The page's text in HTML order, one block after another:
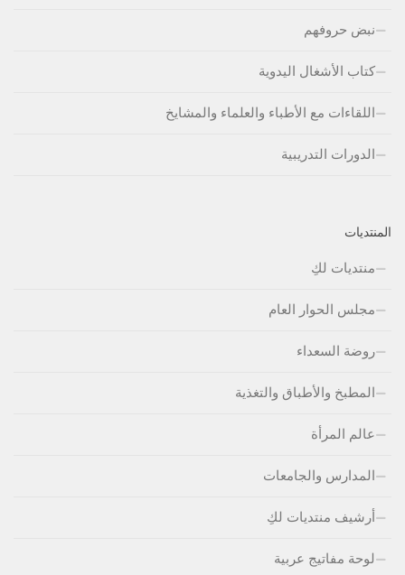
نبض حروفهم
كتاب الأشغال اليدوية
اللقاءات مع الأطباء والعلماء والمشايخ
الدورات التدريبية
المنتديات
منتديات لكِ
مجلس الحوار العام
روضة السعداء
المطبخ والأطباق والتغذية
عالم المرأة
المدارس والجامعات
أرشيف منتديات لكِ
لوحة مفاتيج عربية